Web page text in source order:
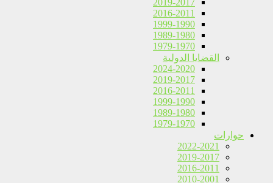
2019-2017
2016-2011
1999-1990
1989-1980
1979-1970
القضايا الدولية
2024-2020
2019-2017
2016-2011
1999-1990
1989-1980
1979-1970
حوارات
2022-2021
2019-2017
2016-2011
2010-2001